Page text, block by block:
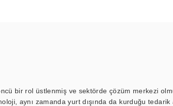
bir rol üstlenmiş ve sektörde çözüm merkezi
aynı zamanda yurt dışında da kurduğu